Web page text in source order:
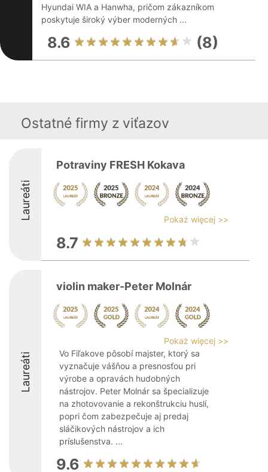
Hyundai WIA a Hanwha, pričom zákazníkom
poskytuje široký výber moderných ...
8.6 (8)
Ostatné firmy z viťazov
Laureáti
Potraviny FRESH Kokava
Pokaż więcej >>
8.7
Laureáti
violin maker-Peter Molnár
Pokaż więcej >>
Vo Fiľakove pôsobí majster, ktorý sa
vyznačuje vášňou a presnosťou pri
výrobe a opravách hudobných
nástrojov. Peter Molnár sa špecializuje
na zhotovovanie a rekonštrukciu huslí,
popri čom zabezpečuje aj predaj
sláčikových nástrojov a ich
príslušenstva. ...
9.6